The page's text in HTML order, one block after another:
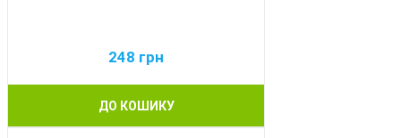
248 грн
ДО КОШИКУ